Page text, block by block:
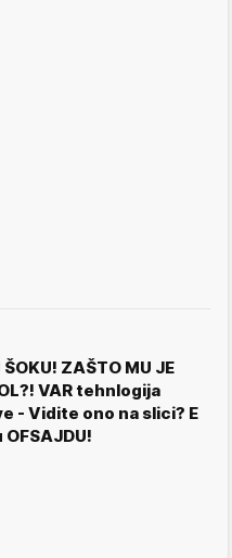
ZAŠTO MU JE
VAR tehnlogija
- Vidite ono na slici? E